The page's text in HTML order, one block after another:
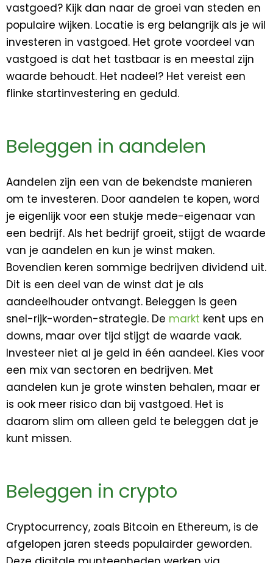
vastgoed? Kijk dan naar de groei van steden en
populaire wijken. Locatie is erg belangrijk als je wil
investeren in vastgoed. Het grote voordeel van
vastgoed is dat het tastbaar is en meestal zijn
waarde behoudt. Het nadeel? Het vereist een
flinke startinvestering en geduld.
Beleggen in aandelen
Aandelen zijn een van de bekendste manieren
om te investeren. Door aandelen te kopen, word
je eigenlijk voor een stukje mede-eigenaar van
een bedrijf. Als het bedrijf groeit, stijgt de waarde
van je aandelen en kun je winst maken.
Bovendien keren sommige bedrijven dividend uit.
Dit is een deel van de winst dat je als
aandeelhouder ontvangt. Beleggen is geen
snel-rijk-worden-strategie. De markt kent ups en
downs, maar over tijd stijgt de waarde vaak.
Investeer niet al je geld in één aandeel. Kies voor
een mix van sectoren en bedrijven. Met
aandelen kun je grote winsten behalen, maar er
is ook meer risico dan bij vastgoed. Het is
daarom slim om alleen geld te beleggen dat je
kunt missen.
Beleggen in crypto
Cryptocurrency, zoals Bitcoin en Ethereum, is de
afgelopen jaren steeds populairder geworden.